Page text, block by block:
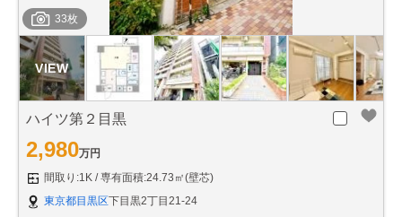
33枚
ハイツ第２目黒
2,980万円
間取り:1K
専有面積:24.73㎡(壁芯)
東京都目黒区下目黒2丁目21-24